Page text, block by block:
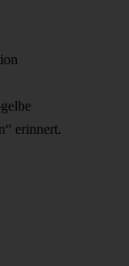
erinnert.